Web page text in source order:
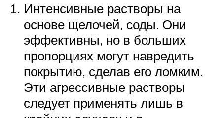
Интенсивные растворы на
основе щелочей, соды. Они
эффективны, но в больших
пропорциях могут навредить
покрытию, сделав его ломким.
Эти агрессивные растворы
следует применять лишь в